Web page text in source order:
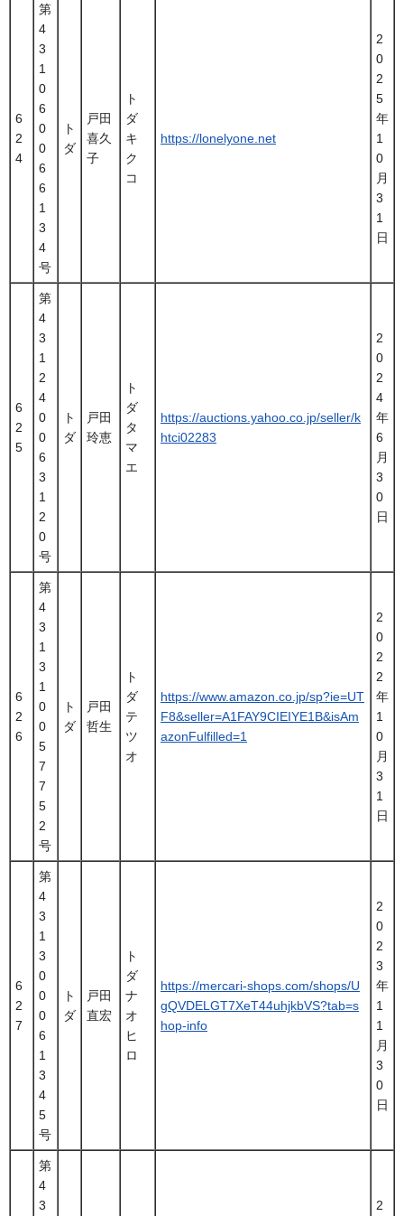
6
2
4
第
4
3
1
0
6
0
0
6
6
1
3
4
号
ト
ダ
戸田
喜久
子
ト
ダ
キ
ク
コ
https://lonelyone.net
2
0
2
5
年
1
0
月
3
1
日
6
2
5
第
4
3
1
2
4
0
0
6
3
1
2
0
号
ト
ダ
戸田
玲恵
ト
ダ
タ
マ
エ
https://auctions.yahoo.co.jp/seller/k
htci02283
2
0
2
4
年
6
月
3
0
日
6
2
6
第
4
3
1
3
1
0
0
5
7
7
5
2
号
ト
ダ
戸田
哲生
ト
ダ
テ
ツ
オ
https://www.amazon.co.jp/sp?ie=UT
F8&seller=A1FAY9CIEIYE1B&isAm
azonFulfilled=1
2
0
2
2
年
1
0
月
3
1
日
6
2
7
第
4
3
1
3
0
0
0
6
1
3
4
5
号
ト
ダ
戸田
直宏
ト
ダ
ナ
オ
ヒ
ロ
https://mercari-shops.com/shops/U
gQVDELGT7XeT44uhjkbVS?tab=s
hop-info
2
0
2
3
年
1
1
月
3
0
日
第
4
3
2